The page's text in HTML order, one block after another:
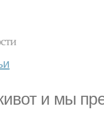
и мы